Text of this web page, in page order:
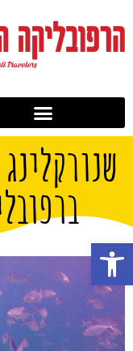
פתח סרגל נגישות